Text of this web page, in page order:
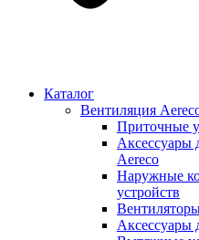
Каталог
Вентиляция
Приточные
Аксессуары
Aereco
Наружные
устройств
Аксессуары